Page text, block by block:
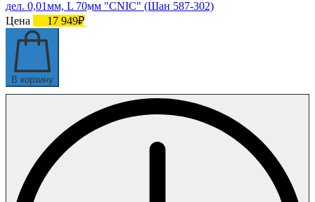
дел. 0,01мм, L 70мм "CNIC" (Шан 587-302)
Цена
17 949₽
В корзину